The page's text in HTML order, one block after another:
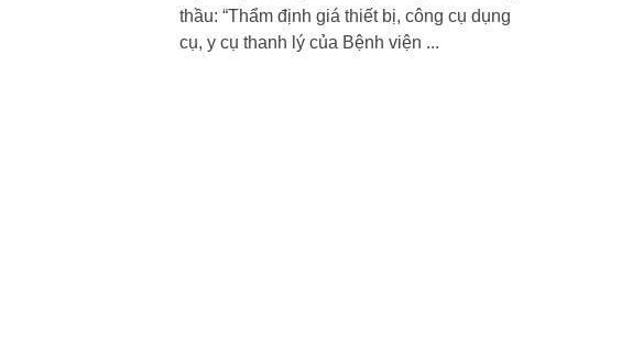
thầu: “Thẩm định giá thiết bị, công cụ dụng
cụ, y cụ thanh lý của Bệnh viện ...